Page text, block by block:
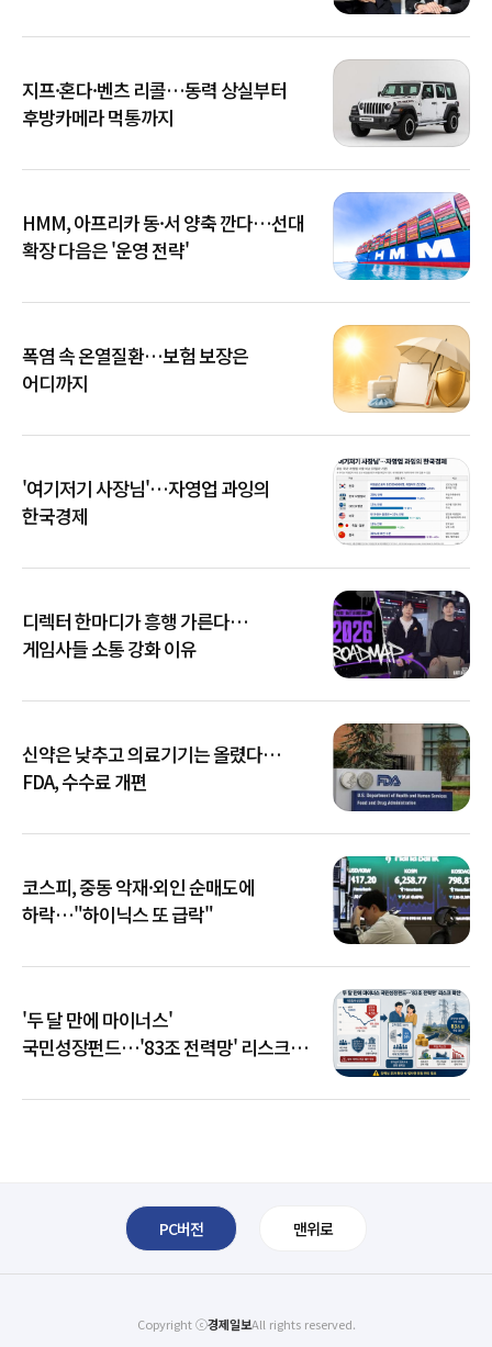
지프·혼다·벤츠 리콜…동력 상실부터
후방카메라 먹통까지
HMM, 아프리카 동·서 양축 깐다…선대
확장 다음은 '운영 전략'
폭염 속 온열질환…보험 보장은
어디까지
'여기저기 사장님'…자영업 과잉의
한국경제
디렉터 한마디가 흥행 가른다…
게임사들 소통 강화 이유
신약은 낮추고 의료기기는 올렸다…
FDA, 수수료 개편
코스피, 중동 악재·외인 순매도에
하락…"하이닉스 또 급락"
'두 달 만에 마이너스'
국민성장펀드…'83조 전력망' 리스크
PC버전 맨위로
Copyright ⓒ경제일보All rights reserved.